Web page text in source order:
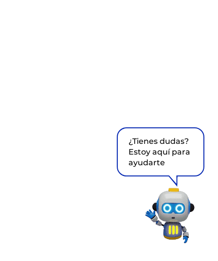
¿Tienes dudas?
Estoy aquí para
ayudarte